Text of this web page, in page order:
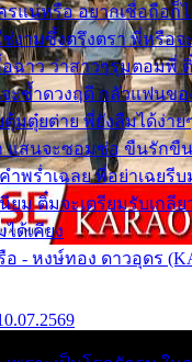
รแน่หรือ อยากเชื่อถือก็
ช่งามซึ้งตรึงตรา พี่หรือ
ฉาว ว่าสาวๆรุมตอมพี่
ะช้ำดวงฤดี กลัวแฟนข
มตุ๋ยต่าย พี่ยังลืมได้ง่าย
แสนจะซอมซ่อ ขืนรักขื
ำพร่ำเฉลย พี่อย่าเฉยรี
ยม ติ๋มจะเตรียมรับเกลี
ด้เคียง
- หงษ์ทอง ดาวอุดร